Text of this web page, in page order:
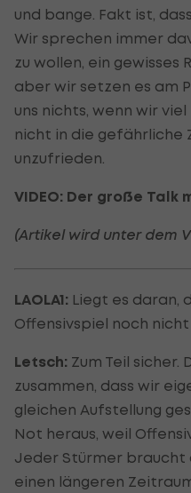
und bange. Fakt ist,
Wir sprechen immer
zu wollen, ein gewisses
aber wir setzen es am
uns nichts, wenn wir
nicht in die gefährliche
unzufrieden.
VIDEO: Der große Talk
(Artikel wird unter dem
LAOLA1: Liegt es daran,
Offensivspiel noch
Letsch: Zum Teil sicher.
zusammen, dass wir
gleichen Aufstellung
Not heraus, weil
Jeder Stürmer braucht
einen längeren